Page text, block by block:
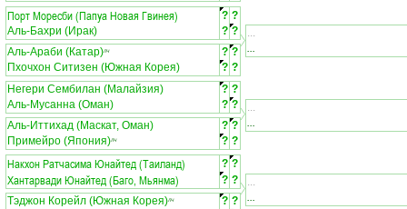
Порт Моресби (Папуа Новая Гвинея) ? ?
Аль-Бахри (Ирак)
? ?
Аль-Араби (Катар)ЛЧ ? ?
Пхочхон Ситизен (Южная Корея)
? ?
...
...
Негери Сембилан (Малайзия) ? ?
Аль-Мусанна (Оман)
? ?
Аль-Иттихад (Маскат, Оман)
? ?
Примейро (Япония)ЛЧ ? ?
...
...
Накхон Ратчасима Юнайтед (Таиланд) ? ?
Хантарвади Юнайтед (Баго, Мьянма) ? ?
Тэджон Корейл (Южная Корея)ЛЧ ? ?
...
...